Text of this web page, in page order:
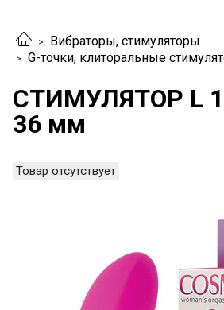
Вибраторы, стимуляторы
G-точки, клиторальные
СТИМУЛЯТОР L
36 мм
Товар отсутствует